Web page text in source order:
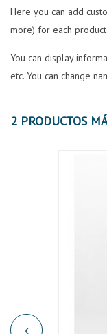
Here you can add
more) for each
You can display
etc. You can change